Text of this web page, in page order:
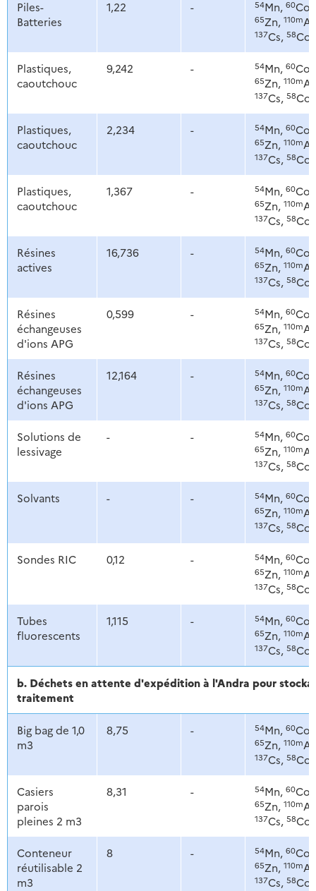
Piles-
Batteries
1,22 - 54Mn, 60Co,
65Zn, 110m
137Cs, 58Co
Plastiques,
caoutchouc
9,242 - 54Mn, 60Co,
65Zn, 110m
137Cs, 58Co
Plastiques,
caoutchouc
2,234 - 54Mn, 60Co,
65Zn, 110m
137Cs, 58Co
Plastiques,
caoutchouc
1,367 - 54Mn, 60Co,
65Zn, 110m
137Cs, 58Co
Résines
actives
16,736 - 54Mn, 60Co,
65Zn, 110m
137Cs, 58Co
Résines
échangeuses
d'ions APG
0,599 - 54Mn, 60Co,
65Zn, 110m
137Cs, 58Co
Résines
échangeuses
d'ions APG
12,164 - 54Mn, 60Co,
65Zn, 110m
137Cs, 58Co
Solutions de
lessivage
- - 54Mn, 60Co,
65Zn, 110m
137Cs, 58Co
Solvants - - 54Mn, 60Co,
65Zn, 110m
137Cs, 58Co
Sondes RIC 0,12 - 54Mn, 60Co,
65Zn, 110m
137Cs, 58Co
Tubes
fluorescents
1,115 - 54Mn, 60Co,
65Zn, 110m
137Cs, 58Co
b. Déchets en attente d'expédition à l'Andra pour
traitement
Big bag de 1,0
m3
8,75 - 54Mn, 60Co,
65Zn, 110m
137Cs, 58Co
Casiers
parois
pleines 2 m3
8,31 - 54Mn, 60Co,
65Zn, 110m
137Cs, 58Co
Conteneur
réutilisable 2
m3
8 - 54Mn, 60Co,
65Zn, 110m
137Cs, 58Co